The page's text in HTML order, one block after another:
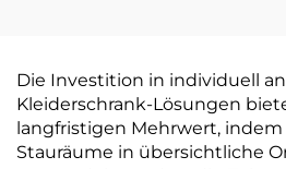
Die Investition in individuell
Kleiderschrank-Lösungen
langfristigen Mehrwert,
Stauräume in übersichtliche